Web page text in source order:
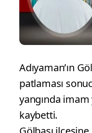
Adıyaman’ın
patlaması
yangında imam
kaybetti.